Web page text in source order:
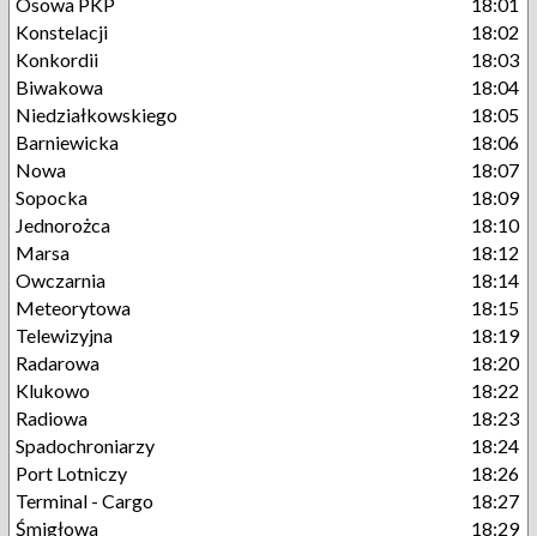
Konstelacji
18:02
Konkordii
18:03
Biwakowa
18:04
Niedziałkowskiego
18:05
Barniewicka
18:06
Nowa
18:07
Sopocka
18:09
Jednorożca
18:10
Marsa
18:12
Owczarnia
18:14
Meteorytowa
18:15
Telewizyjna
18:19
Radarowa
18:20
Klukowo
18:22
Radiowa
18:23
Spadochroniarzy
18:24
Port Lotniczy
18:26
Terminal - Cargo
18:27
Śmigłowa
18:29